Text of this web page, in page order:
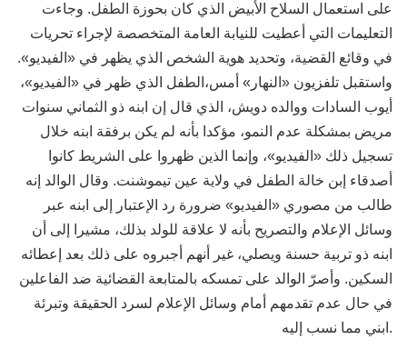
على استعمال السلاح الأبيض الذي كان بحوزة الطفل. وجاءت
التعليمات التي أعطيت للنيابة العامة المتخصصة لإجراء تحريات
في وقائع القضية، وتحديد هوية الشخص الذي يظهر في «الفيديو».
واستقبل تلفزيون «النهار» أمس،الطفل الذي ظهر في «الفيديو»،
أيوب السادات ووالده دويش، الذي قال إن ابنه ذو الثماني سنوات
مريض بمشكلة عدم النمو، مؤكدا بأنه لم يكن برفقة ابنه خلال
تسجيل ذلك «الفيديو»، وإنما الذين ظهروا على الشريط كانوا
أصدقاء إبن خالة الطفل في ولاية عين تيموشنت. وقال الوالد إنه
طالب من مصوري «الفيديو» ضرورة رد الإعتبار إلى ابنه عبر
وسائل الإعلام والتصريح بأنه لا علاقة للولد بذلك، مشيرا إلى أن
ابنه ذو تربية حسنة ويصلي، غير أنهم أجبروه على ذلك بعد إعطائه
السكين. وأصرّ الوالد على تمسكه بالمتابعة القضائية ضد الفاعلين
في حال عدم تقدمهم أمام وسائل الإعلام لسرد الحقيقة وتبرئة
ابني مما نسب إليه.